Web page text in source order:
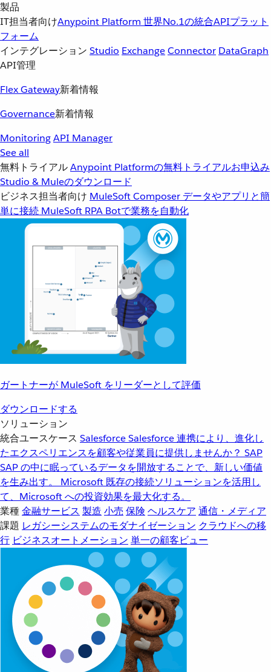
製品
IT担当者向けAnypoint Platform 世界No.1の統合APIプラット
フォーム
インテグレーション Studio ExchangeConnector DataGraph
API管理
Flex Gateway新着情報
Governance新着情報
MonitoringAPI Manager
See all
無料トライアルAnypoint Platformの無料トライアルお申込み
Studio & Muleのダウンロード
ビジネス担当者向け MuleSoft Composer データやアプリと簡
単に接続 MuleSoft RPA Botで業務を自動化
ガートナーが MuleSoft をリーダーとして評価
ダウンロードする
ソリューション
統合ユースケース SalesforceSalesforce 連携により、進化し
たエクスペリエンスを顧客や従業員に提供しませんか？ SAP
SAP の中に眠っているデータを開放することで、新しい価値
を生み出す。
Microsoft 既存の接続ソリューションを活用し
て、Microsoft への投資効果を最大化する。
業種金融サービス 製造 小売 保険 ヘルスケア 通信・メディア
課題 レガシーシステムのモダナイゼーション クラウドへの移
行 ビジネスオートメーション 単一の顧客ビュー